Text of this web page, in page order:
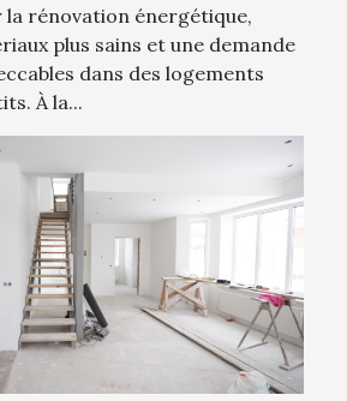
rénovation énergétique,
plus sains et une demande
dans des logements
À la...